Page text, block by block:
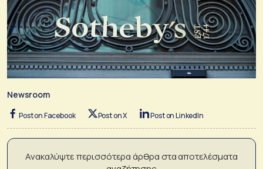
Newsroom
Post on Facebook Post on X Post on LinkedIn
Ανακαλύψτε περισσότερα άρθρα στα αποτελέσματα